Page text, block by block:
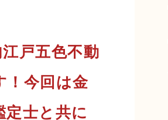
戸五色不動
！今回は金
定士と共に